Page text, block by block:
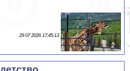
29 07 2026 17:45:13